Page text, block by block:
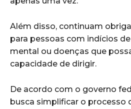
Além disso, continuam
para pessoas com indícios
mental ou doenças que
capacidade de dirigir.
De acordo com o governo
busca simplificar o processo